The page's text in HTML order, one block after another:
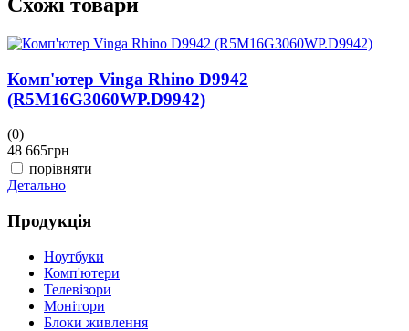
Комп'ютер Vinga Rhino D9942
(R5M16G3060WP.D9942)
(0)
48 665грн
порівняти
Детально
Продукція
Ноутбуки
Комп'ютери
Телевізори
Монітори
Блоки живлення